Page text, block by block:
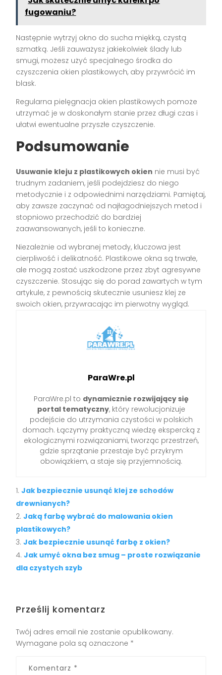
fugowaniu?
Następnie wytrzyj okno do sucha miękką, czystą
szmatką. Jeśli zauważysz jakiekolwiek ślady lub
smugi, możesz użyć specjalnego środka do
czyszczenia okien plastikowych, aby przywrócić im
blask.
Regularna pielęgnacja okien plastikowych pomoże
utrzymać je w doskonałym stanie przez długi czas i
ułatwi ewentualne przyszłe czyszczenie.
Podsumowanie
Usuwanie kleju z plastikowych okien nie musi być
trudnym zadaniem, jeśli podejdziesz do niego
metodycznie i z odpowiednimi narzędziami. Pamiętaj,
aby zawsze zaczynać od najłagodniejszych metod i
stopniowo przechodzić do bardziej
zaawansowanych, jeśli to konieczne.
Niezależnie od wybranej metody, kluczowa jest
cierpliwość i delikatność. Plastikowe okna są trwałe,
ale mogą zostać uszkodzone przez zbyt agresywne
czyszczenie. Stosując się do porad zawartych w tym
artykule, z pewnością skutecznie usuniesz klej ze
swoich okien, przywracając im pierwotny wygląd.
ParaWre.pl
ParaWre.pl to dynamicznie rozwijający się
portal tematyczny, który rewolucjonizuje
podejście do utrzymania czystości w polskich
domach. Łączymy praktyczną wiedzę ekspercką z
ekologicznymi rozwiązaniami, tworząc przestrzeń,
gdzie sprzątanie przestaje być przykrym
obowiązkiem, a staje się przyjemnością.
Jak bezpiecznie usunąć klej ze schodów
drewnianych?
Jaką farbę wybrać do malowania okien
plastikowych?
Jak bezpiecznie usunąć farbę z okien?
Jak umyć okna bez smug – proste rozwiązanie
dla czystych szyb
Prześlij komentarz
Twój adres email nie zostanie opublikowany.
Wymagane pola są oznaczone *